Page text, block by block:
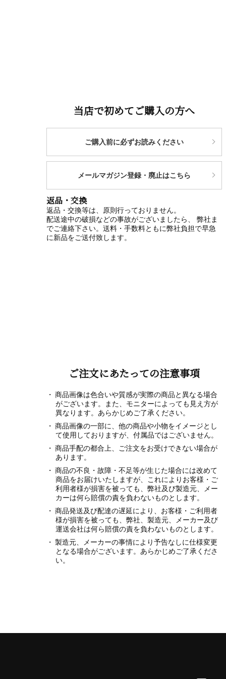
当店で初めてご購入の方へ
ご購入前に必ずお読みください
メールマガジン登録・廃止はこちら
返品・交換
返品・交換等は、原則行っておりません。
配送途中の破損などの事故がございましたら、 弊社ま
でご連絡下さい。送料・手数料ともに弊社負担で早急
に新品をご送付致します。
ご注文にあたっての注意事項
商品画像は色合いや質感が実際の商品と異なる場合
がございます。また、モニターによっても見え方が
異なります。あらかじめご了承ください。
商品画像の一部に、他の商品や小物をイメージとし
て使用しておりますが、付属品ではございません。
商品手配の都合上、ご注文をお受けできない場合が
あります。
商品の不良・故障・不足等が生じた場合には改めて
商品をお届けいたしますが、これによりお客様・ご
利用者様が損害を被っても、弊社及び製造元、メー
カーは何ら賠償の責を負わないものとします。
商品発送及び配達の遅延により、お客様・ご利用者
様が損害を被っても、弊社、製造元、メーカー及び
運送会社は何ら賠償の責を負わないものとします。
製造元、メーカーの事情により予告なしに仕様変更
となる場合がございます。あらかじめご了承くださ
い。